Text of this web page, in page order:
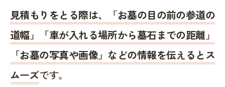
見積もりをとる際は、「お墓の目の前の参道の
道幅」「車が入れる場所から墓石までの距離」
「お墓の写真や画像」などの情報を伝えるとス
ムーズです。